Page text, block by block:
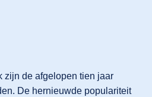
zijn de afgelopen tien jaar
De hernieuwde populariteit